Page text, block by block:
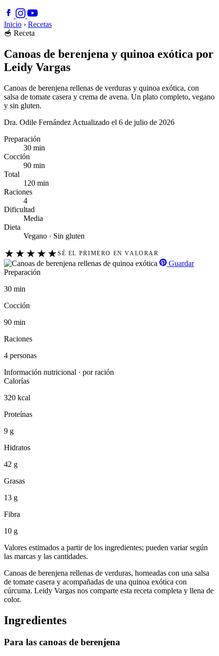
Inicio › Recetas
🥣 Receta
Canoas de berenjena y quinoa exótica por
Leidy Vargas
Canoas de berenjena rellenas de verduras y quinoa exótica, con
salsa de tomate casera y crema de avena. Un plato completo, vegano
y sin gluten.
Dra. Odile Fernández Actualizado el 6 de julio de 2026
Preparación
30 min
Cocción
90 min
Total
120 min
Raciones
4
Dificultad
Media
Dieta
Vegano · Sin gluten
★ ★ ★ ★ ★ SÉ EL PRIMERO EN VALORAR
Guardar
Preparación
30 min
Cocción
90 min
Raciones
4 personas
Información nutricional · por ración
Calorías
320 kcal
Proteínas
9 g
Hidratos
42 g
Grasas
13 g
Fibra
10 g
Valores estimados a partir de los ingredientes; pueden variar según
las marcas y las cantidades.
Canoas de berenjena rellenas de verduras, horneadas con una salsa
de tomate casera y acompañadas de una quinoa exótica con
cúrcuma. Leidy Vargas nos comparte esta receta completa y llena de
color.
Ingredientes
Para las canoas de berenjena